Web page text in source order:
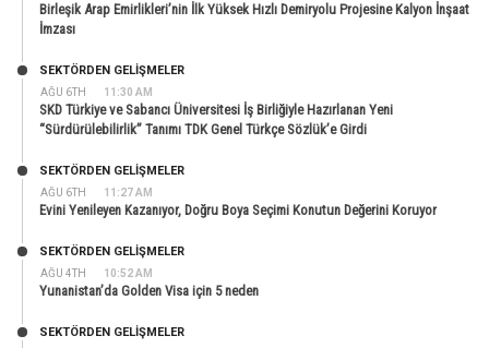
Birleşik Arap Emirlikleri’nin İlk Yüksek Hızlı Demiryolu Projesine Kalyon İnşaat
İmzası
AĞU 6TH 11:30 AM
SEKTÖRDEN GELIŞMELER
SKD Türkiye ve Sabancı Üniversitesi İş Birliğiyle Hazırlanan Yeni
“Sürdürülebilirlik” Tanımı TDK Genel Türkçe Sözlük’e Girdi
AĞU 6TH 11:27 AM
SEKTÖRDEN GELIŞMELER
Evini Yenileyen Kazanıyor, Doğru Boya Seçimi Konutun Değerini Koruyor
AĞU 4TH 10:52 AM
SEKTÖRDEN GELIŞMELER
Yunanistan’da Golden Visa için 5 neden
SEKTÖRDEN GELIŞMELER